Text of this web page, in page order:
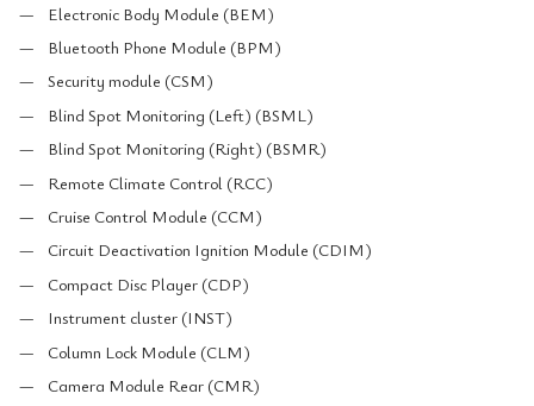
Electronic Body Module (BEM)
Bluetooth Phone Module (BPM)
Security module (CSM)
Blind Spot Monitoring (Left) (BSML)
Blind Spot Monitoring (Right) (BSMR)
Remote Climate Control (RCC)
Cruise Control Module (CCM)
Circuit Deactivation Ignition Module (CDIM)
Compact Disc Player (CDP)
Instrument cluster (INST)
Column Lock Module (CLM)
Camera Module Rear (CMR)